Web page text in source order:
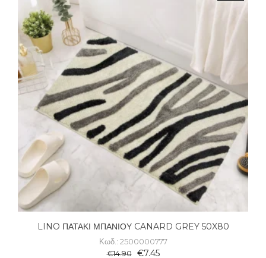
LINO ΠΑΤΑΚΙ ΜΠΑΝΙΟΥ CANARD GREY 50X80
Κωδ.: 2500000777
€14.90 €7.45